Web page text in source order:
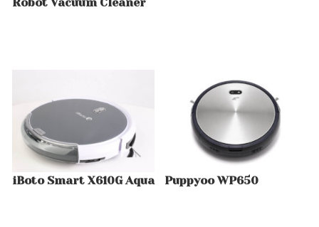
Robot Vacuum Cleaner
iBoto Smart X610G Aqua Puppyoo WP650